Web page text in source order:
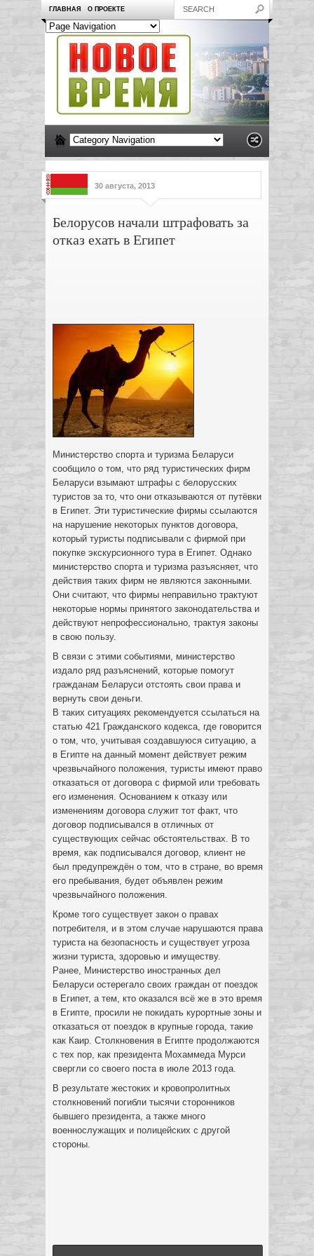
ГЛАВНАЯ О ПРОЕКТЕ
30 августа, 2013
Белорусов начали штрафовать за
отказ ехать в Египет
Министерство спорта и туризма Беларуси
сообщило о том, что ряд туристических фирм
Беларуси взымают штрафы с белорусских
туристов за то, что они отказываются от путёвки
в Египет. Эти туристические фирмы ссылаются
на нарушение некоторых пунктов договора,
который туристы подписывали с фирмой при
покупке экскурсионного тура в Египет. Однако
министерство спорта и туризма разъясняет, что
действия таких фирм не являются законными.
Они считают, что фирмы неправильно трактуют
некоторые нормы принятого законодательства и
действуют непрофессионально, трактуя законы
в свою пользу.
В связи с этими событиями, министерство
издало ряд разъяснений, которые помогут
гражданам Беларуси отстоять свои права и
вернуть свои деньги.
В таких ситуациях рекомендуется ссылаться на
статью 421 Гражданского кодекса, где говорится
о том, что, учитывая создавшуюся ситуацию, а
в Египте на данный момент действует режим
чрезвычайного положения, туристы имеют право
отказаться от договора с фирмой или требовать
его изменения. Основанием к отказу или
изменениям договора служит тот факт, что
договор подписывался в отличных от
существующих сейчас обстоятельствах. В то
время, как подписывался договор, клиент не
был предупреждён о том, что в стране, во время
его пребывания, будет объявлен режим
чрезвычайного положения.
Кроме того существует закон о правах
потребителя, и в этом случае нарушаются права
туриста на безопасность и существует угроза
жизни туриста, здоровью и имуществу.
Ранее, Министерство иностранных дел
Беларуси остерегало своих граждан от поездок
в Египет, а тем, кто оказался всё же в это время
в Египте, просили не покидать курортные зоны и
отказаться от поездок в крупные города, такие
как Каир. Столкновения в Египте продолжаются
с тех пор, как президента Мохаммеда Мурси
свергли со своего поста в июле 2013 года.
В результате жестоких и кровопролитных
столкновений погибли тысячи сторонников
бывшего президента, а также много
военнослужащих и полицейских с другой
стороны.